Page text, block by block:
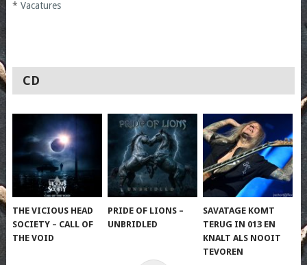
* Vacatures
CD
THE VICIOUS HEAD
SOCIETY – CALL OF
THE VOID
PRIDE OF LIONS –
UNBRIDLED
SAVATAGE KOMT
TERUG IN 013 EN
KNALT ALS NOOIT
TEVOREN